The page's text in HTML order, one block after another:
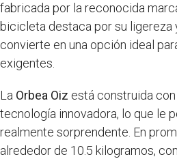
fabricada por la reconocida
bicicleta destaca por su ligereza
convierte en una opción ideal
exigentes.
La Orbea Oiz está construida
tecnología innovadora, lo que le
realmente sorprendente. En
alrededor de 10.5 kilogramos,